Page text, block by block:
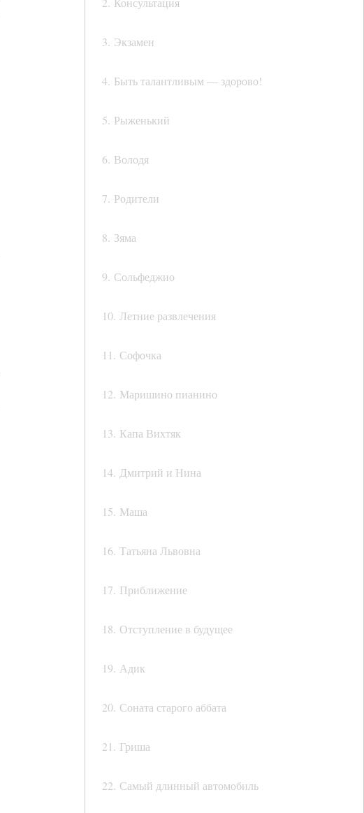
3. Экзамен
4. Быть талантливым — здорово!
5. Рыженький
6. Володя
7. Родители
8. Зяма
9. Сольфеджио
10. Летние развлечения
11. Софочка
12. Маришино пианино
13. Капа Вихтяк
14. Дмитрий и Нина
15. Маша
16. Татьяна Львовна
17. Приближение
18. Отступление в будущее
19. Адик
20. Соната старого аббата
21. Гриша
22. Самый длинный автомобиль